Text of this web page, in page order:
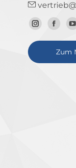
ZumZur
Seite
Zum